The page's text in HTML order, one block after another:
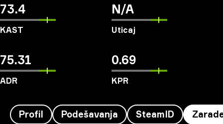
73.4
KAST
N/A
Uticaj
75.31
ADR
0.69
KPR
Profil Podešavanja SteamID